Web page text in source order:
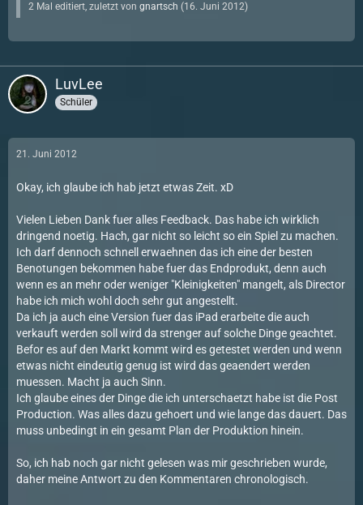
2 Mal editiert, zuletzt von gnartsch (16. Juni 2012)
LuvLee
Schüler
21. Juni 2012
Okay, ich glaube ich hab jetzt etwas Zeit. xD
Vielen Lieben Dank fuer alles Feedback. Das habe ich wirklich
dringend noetig. Hach, gar nicht so leicht so ein Spiel zu machen.
Ich darf dennoch schnell erwaehnen das ich eine der besten
Benotungen bekommen habe fuer das Endprodukt, denn auch
wenn es an mehr oder weniger "Kleinigkeiten" mangelt, als Director
habe ich mich wohl doch sehr gut angestellt.
Da ich ja auch eine Version fuer das iPad erarbeite die auch
verkauft werden soll wird da strenger auf solche Dinge geachtet.
Befor es auf den Markt kommt wird es getestet werden und wenn
etwas nicht eindeutig genug ist wird das geaendert werden
muessen. Macht ja auch Sinn.
Ich glaube eines der Dinge die ich unterschaetzt habe ist die Post
Production. Was alles dazu gehoert und wie lange das dauert. Das
muss unbedingt in ein gesamt Plan der Produktion hinein.
So, ich hab noch gar nicht gelesen was mir geschrieben wurde,
daher meine Antwort zu den Kommentaren chronologisch.